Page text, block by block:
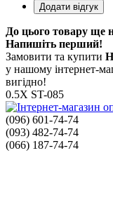
До цього товару ще
Напишіть перший!
Замовити та купити
у нашому інтернет-
вигідно!
0.5X ST-085
(096) 601-74-74
(093) 482-74-74
(066) 187-74-74